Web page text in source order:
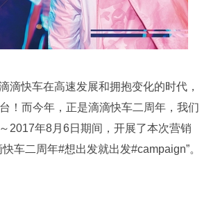
滴快车在高速发展和拥抱变化的时代，
！而今年，正是滴滴快车二周年，我们
2017年8月6日期间，开展了本次营销
车二周年#想出发就出发#campaign”。